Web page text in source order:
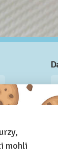
mohli